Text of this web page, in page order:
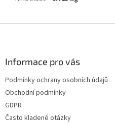
Informace pro vás
Podmínky ochrany osobních údajů
Obchodní podmínky
GDPR
Často kladené otázky